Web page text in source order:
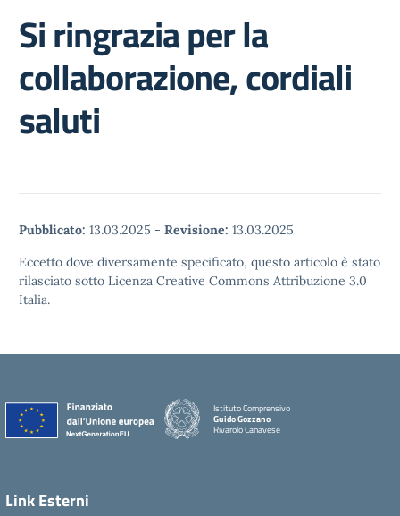
Si ringrazia per la
collaborazione, cordiali
saluti
Pubblicato: 13.03.2025 - Revisione: 13.03.2025
Eccetto dove diversamente specificato, questo articolo è stato
rilasciato sotto Licenza Creative Commons Attribuzione 3.0
Italia.
Istituto Comprensivo
Guido Gozzano
Rivarolo Canavese
Link Esterni